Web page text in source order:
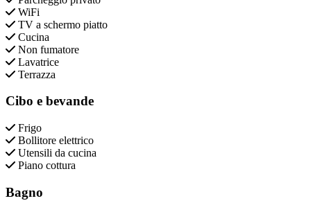
WiFi
TV a schermo piatto
Cucina
Non fumatore
Lavatrice
Terrazza
Cibo e bevande
Frigo
Bollitore elettrico
Utensili da cucina
Piano cottura
Bagno